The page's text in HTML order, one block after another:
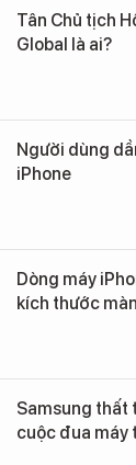
Tân Chủ tịch
Global là ai?
Người dùng
iPhone
Dòng máy
kích thước
Samsung thất
cuộc đua máy